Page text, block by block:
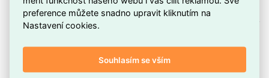
Vnější plášť zgumyzajišťuje odolnost vůči opotřebení a
méně nápadné znečištění.
preference můžete snadno upravit kliknutím na
Nastavení cookies.
Souhlasím se vším